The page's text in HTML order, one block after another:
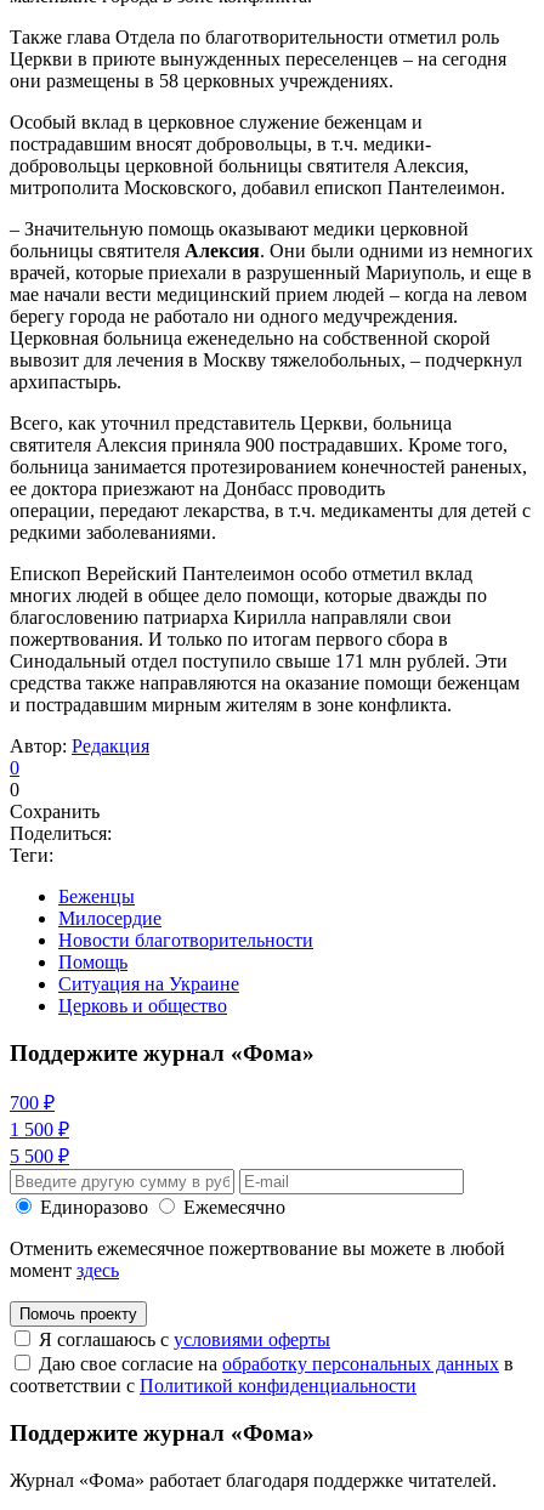
Также глава Отдела по благотворительности отметил роль
Церкви в приюте вынужденных переселенцев – на сегодня
они размещены в 58 церковных учреждениях.
Особый вклад в церковное служение беженцам и
пострадавшим вносят добровольцы, в т.ч. медики-
добровольцы церковной больницы святителя Алексия,
митрополита Московского, добавил епископ Пантелеимон.
– Значительную помощь оказывают медики церковной
больницы святителя Алексия. Они были одними из немногих
врачей, которые приехали в разрушенный Мариуполь, и еще в
мае начали вести медицинский прием людей – когда на левом
берегу города не работало ни одного медучреждения.
Церковная больница еженедельно на собственной скорой
вывозит для лечения в Москву тяжелобольных, – подчеркнул
архипастырь.
Всего, как уточнил представитель Церкви, больница
святителя Алексия приняла 900 пострадавших. Кроме того,
больница занимается протезированием конечностей раненых,
ее доктора приезжают на Донбасс проводить
операции, передают лекарства, в т.ч. медикаменты для детей с
редкими заболеваниями.
Епископ Верейский Пантелеимон особо отметил вклад
многих людей в общее дело помощи, которые дважды по
благословению патриарха Кирилла направляли свои
пожертвования. И только по итогам первого сбора в
Синодальный отдел поступило свыше 171 млн рублей. Эти
средства также направляются на оказание помощи беженцам
и пострадавшим мирным жителям в зоне конфликта.
Автор: Редакция
0
0
Сохранить
Поделиться:
Теги:
Беженцы
Милосердие
Новости благотворительности
Помощь
Ситуация на Украине
Церковь и общество
Поддержите журнал «Фома»
700 ₽
1 500 ₽
5 500 ₽
Единоразово
Ежемесячно
Отменить ежемесячное пожертвование вы можете в любой
момент здесь
Помочь проекту
Я соглашаюсь с условиями оферты
Даю свое согласие на обработку персональных данных в
соответствии с Политикой конфиденциальности
Поддержите журнал «Фома»
Журнал «Фома» работает благодаря поддержке читателей.